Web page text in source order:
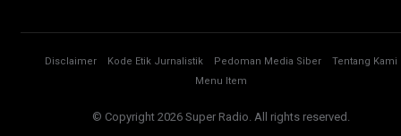
Disclaimer Kode Etik Jurnalistik Pedoman Media Siber
Tentang Kami
Menu Item
© Copyright 2026 Super Radio. All rights reserved.